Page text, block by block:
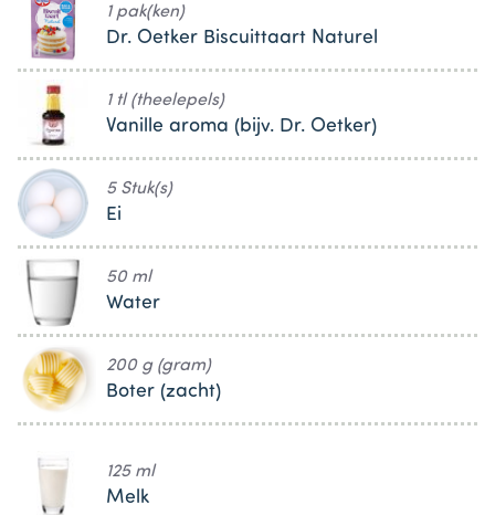
1 pak(ken)
Dr. Oetker Biscuittaart Naturel
1 tl (theelepels)
Vanille aroma (bijv. Dr. Oetker)
5 Stuk(s)
Ei
50 ml
Water
200 g (gram)
Boter (zacht)
125 ml
Melk